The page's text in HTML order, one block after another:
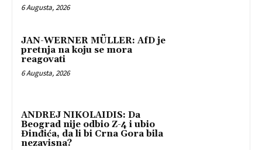
6 Augusta, 2026
JAN-WERNER MÜLLER: AfD je
pretnja na koju se mora
reagovati
6 Augusta, 2026
ANDREJ NIKOLAIDIS: Da
Beograd nije odbio Z-4 i ubio
Đinđića, da li bi Crna Gora bila
nezavisna?